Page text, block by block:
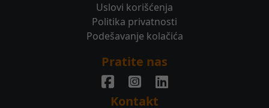
Uslovi korišćenja
Politika privatnosti
Podešavanje kolačića
Pratite nas
Kontakt